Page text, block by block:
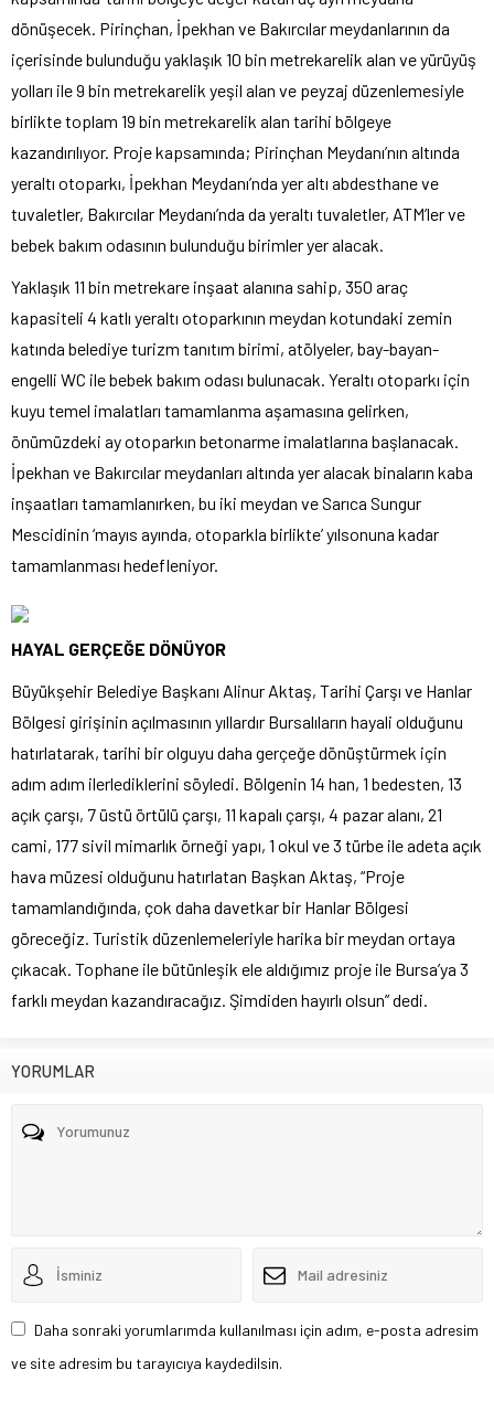
dönüşecek. Pirinçhan, İpekhan ve Bakırcılar meydanlarının da
içerisinde bulunduğu yaklaşık 10 bin metrekarelik alan ve yürüyüş
yolları ile 9 bin metrekarelik yeşil alan ve peyzaj düzenlemesiyle
birlikte toplam 19 bin metrekarelik alan tarihi bölgeye
kazandırılıyor. Proje kapsamında; Pirinçhan Meydanı’nın altında
yeraltı otoparkı, İpekhan Meydanı’nda yer altı abdesthane ve
tuvaletler, Bakırcılar Meydanı’nda da yeraltı tuvaletler, ATM’ler ve
bebek bakım odasının bulunduğu birimler yer alacak.
Yaklaşık 11 bin metrekare inşaat alanına sahip, 350 araç
kapasiteli 4 katlı yeraltı otoparkının meydan kotundaki zemin
katında belediye turizm tanıtım birimi, atölyeler, bay-bayan-
engelli WC ile bebek bakım odası bulunacak. Yeraltı otoparkı için
kuyu temel imalatları tamamlanma aşamasına gelirken,
önümüzdeki ay otoparkın betonarme imalatlarına başlanacak.
İpekhan ve Bakırcılar meydanları altında yer alacak binaların kaba
inşaatları tamamlanırken, bu iki meydan ve Sarıca Sungur
Mescidinin ‘mayıs ayında, otoparkla birlikte’ yılsonuna kadar
tamamlanması hedefleniyor.
HAYAL GERÇEĞE DÖNÜYOR
Büyükşehir Belediye Başkanı Alinur Aktaş, Tarihi Çarşı ve Hanlar
Bölgesi girişinin açılmasının yıllardır Bursalıların hayali olduğunu
hatırlatarak, tarihi bir olguyu daha gerçeğe dönüştürmek için
adım adım ilerlediklerini söyledi. Bölgenin 14 han, 1 bedesten, 13
açık çarşı, 7 üstü örtülü çarşı, 11 kapalı çarşı, 4 pazar alanı, 21
cami, 177 sivil mimarlık örneği yapı, 1 okul ve 3 türbe ile adeta açık
hava müzesi olduğunu hatırlatan Başkan Aktaş, “Proje
tamamlandığında, çok daha davetkar bir Hanlar Bölgesi
göreceğiz. Turistik düzenlemeleriyle harika bir meydan ortaya
çıkacak. Tophane ile bütünleşik ele aldığımız proje ile Bursa’ya 3
farklı meydan kazandıracağız. Şimdiden hayırlı olsun” dedi.
YORUMLAR
Daha sonraki yorumlarımda kullanılması için adım, e-posta adresim
ve site adresim bu tarayıcıya kaydedilsin.